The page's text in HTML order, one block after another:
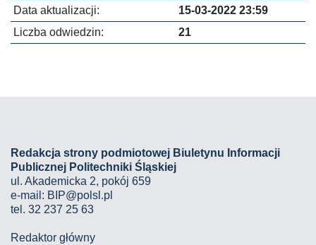
Data aktualizacji:
15-03-2022 23:59
Liczba odwiedzin:
21
Redakcja strony podmiotowej Biuletynu Informacji
Publicznej Politechniki Śląskiej
ul. Akademicka 2, pokój 659
e-mail: BIP@polsl.pl
tel. 32 237 25 63
Redaktor główny